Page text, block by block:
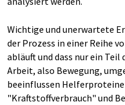
Wichtige und unerwartete
der Prozess in einer Reihe
abläuft und dass nur ein Teil
Arbeit, also Bewegung,
beeinflussen
"Kraftstoffverbrauch" und